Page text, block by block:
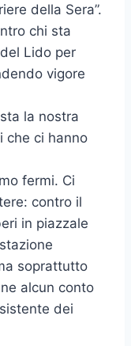
della Sera”.
chi sta
Lido per
vigore
la nostra
che ci hanno
fermi. Ci
contro il
in piazzale
soprattutto
alcun conto
dei